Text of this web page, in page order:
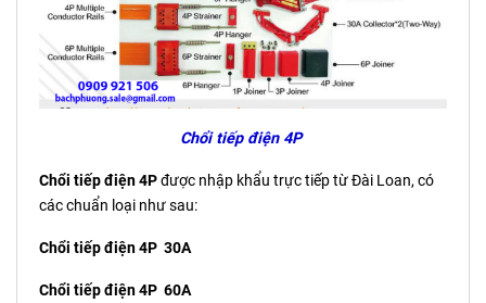
Chổi tiếp điện 4P
Chổi tiếp điện 4Pđược nhập khẩu trực tiếp từ Đài Loan, có
các chuẩn loại như sau:
Chổi tiếp điện 4P 30A
Chổi tiếp điện 4P 60A